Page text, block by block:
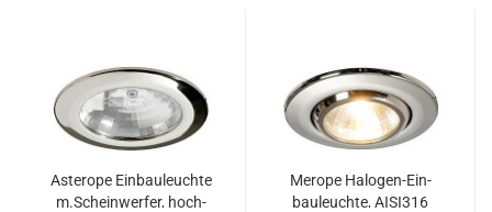
As­tero­pe Ein­bau­leuch­te
m.Schein­wer­fer, hoch­
Mero­pe Halogen-​​Ein­
bau­leuch­te, AISI316